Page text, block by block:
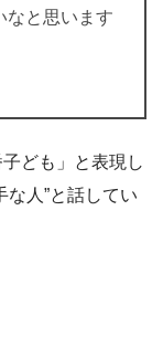
なと思います
ども」と表現し
な人”と話してい